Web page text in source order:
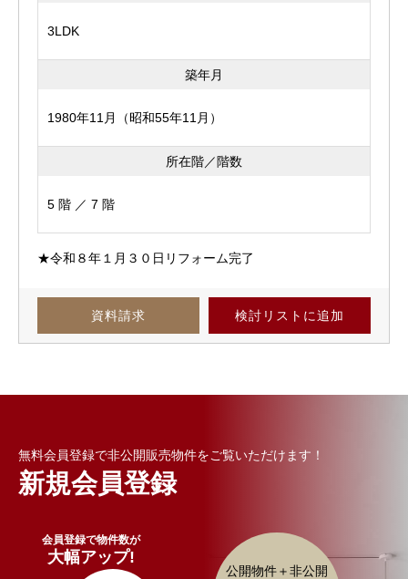
3LDK
築年月
1980年11月（昭和55年11月）
所在階／階数
5 階 ／ 7 階
資料請求 検討リスト に追加
★令和８年１月３０日リフォーム完了
無料会員登録で非公開販売物件をご覧いただけます！
新規会員登録
会員登録で物件数が
大幅アップ!
公開物件＋非公開